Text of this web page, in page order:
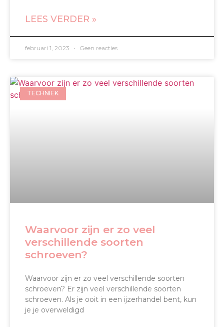
LEES VERDER »
februari 1, 2023 Geen reacties
TECHNIEK
Waarvoor zijn er zo veel
verschillende soorten
schroeven?
Waarvoor zijn er zo veel verschillende soorten
schroeven? Er zijn veel verschillende soorten
schroeven. Als je ooit in een ijzerhandel bent, kun
je je overweldigd